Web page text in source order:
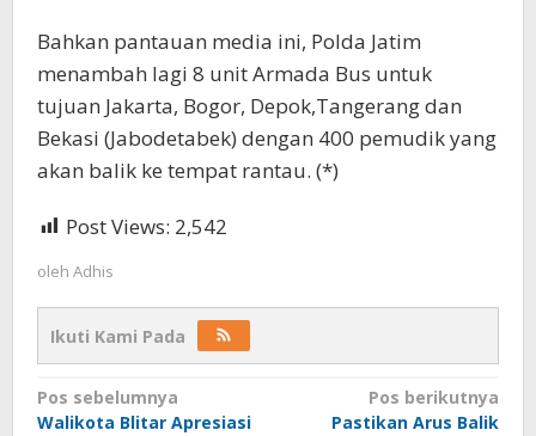
Bahkan pantauan media ini, Polda Jatim
menambah lagi 8 unit Armada Bus untuk
tujuan Jakarta, Bogor, Depok,Tangerang dan
Bekasi (Jabodetabek) dengan 400 pemudik yang
akan balik ke tempat rantau. (*)
Post Views: 2,542
oleh Adhis
Ikuti Kami Pada
Navigasi
Pos sebelumnya
Walikota Blitar Apresiasi
Pos berikutnya
Pastikan Arus Balik